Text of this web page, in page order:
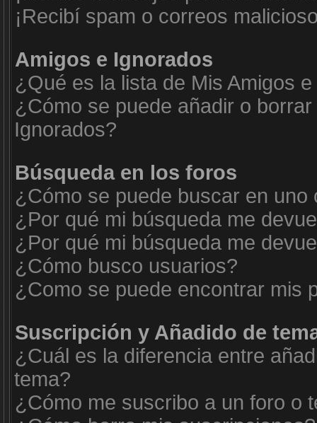
¡Recibí spam o correos
Amigos e Ignorados
¿Qué es la lista de Mis Amigos
¿Cómo se puede añadir o
Ignorados?
Búsqueda en los foros
¿Cómo se puede buscar en uno
¿Por qué mi búsqueda me
¿Por qué mi búsqueda me
¿Cómo busco usuarios?
¿Como se puede encontrar mis
Suscripción y Añadido de
¿Cuál es la diferencia entre
tema?
¿Cómo me suscribo a un foro o